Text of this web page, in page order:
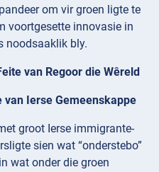
om vir groen ligte te
voortgesette innovasie in
noodsaaklik bly.
van Regoor die Wêreld
van Ierse Gemeenskappe
groot Ierse immigrante-
sien wat “onderstebo”
wat onder die groen